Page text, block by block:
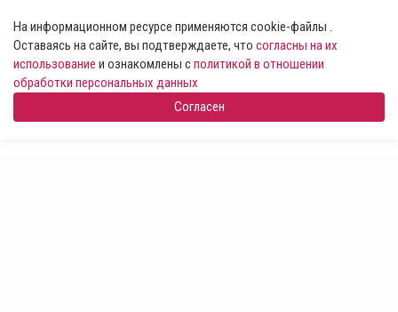
На информационном ресурсе применяются cookie-файлы .
Оставаясь на сайте, вы подтверждаете, что согласны на их
использование и ознакомлены сполитикой в отношении
обработки персональных данных
Согласен